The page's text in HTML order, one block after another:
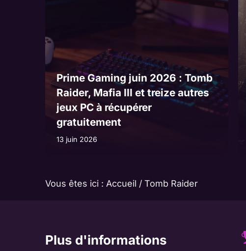
Prime Gaming juin 2026 : Tomb
Raider, Mafia III et treize autres
jeux PC à récupérer
gratuitement
13 juin 2026
Vous êtes ici : Accueil / Tomb Raider
Plus d'informations